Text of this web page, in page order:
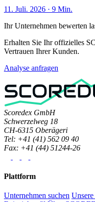
11. Juli. 2026 · 9 Min.
Ihr Unternehmen bewerten
Erhalten Sie Ihr offizielles
Vertrauen Ihrer Kunden.
Analyse anfragen
Scoredex GmbH
Schwerzelweg 18
CH-6315 Oberägeri
Tel: +41 (41) 562 09 40
Fax: +41 (44) 51244-26
Plattform
Unternehmen suchen